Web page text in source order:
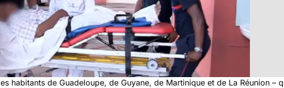
habitants de Guadeloupe, de Guyane, de Martinique et de La Réunion –